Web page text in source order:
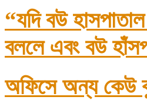
“যদি বউ
বললে এবং বউ
অফিসে অন্য কেউ